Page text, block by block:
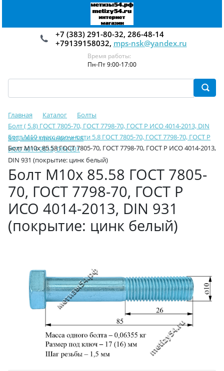
+7 (383) 291-80-32, 286-48-14
+79139158032, mps-nsk@yandex.ru
Время работы:
Пн-Пт 9:00-17:00
Главная Каталог
Болты
Болт ( 5.8) ГОСТ 7805-70, ГОСТ 7798-70, ГОСТ Р ИСО 4014-2013, DIN
931, класс прочности 5.8
Болт М10 класс прочности 5.8 ГОСТ 7805-70, ГОСТ 7798-70, ГОСТ Р
ИСО 4014-2013, DIN 931
Болт М10х 85.58 ГОСТ 7805-70, ГОСТ 7798-70, ГОСТ Р ИСО 4014-2013,
DIN 931 (покрытие: цинк белый)
Болт М10х 85.58 ГОСТ 7805-
70, ГОСТ 7798-70, ГОСТ Р
ИСО 4014-2013, DIN 931
(покрытие: цинк белый)